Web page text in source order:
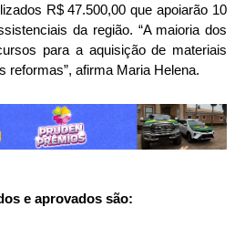
R$ 47.500,00 que apoiarão 10
da região. “A maioria dos
para a aquisição de materiais
reformas”, afirma Maria Helena.
e aprovados são: